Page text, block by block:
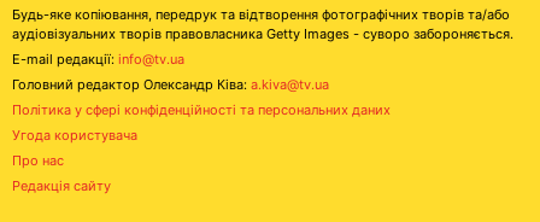
Будь-яке копіювання, передрук та відтворення фотографічних творів та/або
аудіовізуальних творів правовласника Getty Images - суворо забороняється.
E-mail редакції: info@tv.ua
Головний редактор Олександр Ківа: a.kiva@tv.ua
Політика у сфері конфіденційності та персональних даних
Угода користувача
Про нас
Редакція сайту